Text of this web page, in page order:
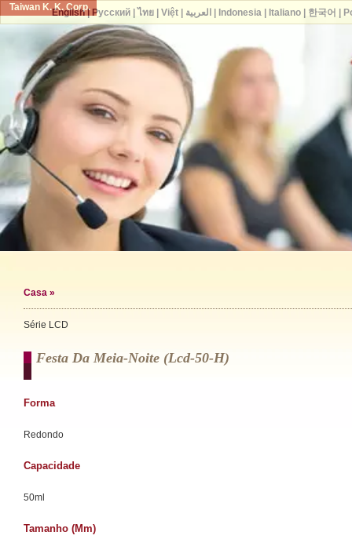
Taiwan K. K. Corp.
Casa »
Série LCD
Festa Da Meia-Noite (lcd-50-H)
Forma
Redondo
Capacidade
50ml
Tamanho (mm)
English| Русский| ไทย| Việt| العربية Indonesia| Italiano| 한국어